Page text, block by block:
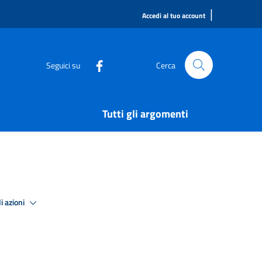
Accedi al tuo account |
Seguici su Cerca
Tutti gli argomenti
azioni